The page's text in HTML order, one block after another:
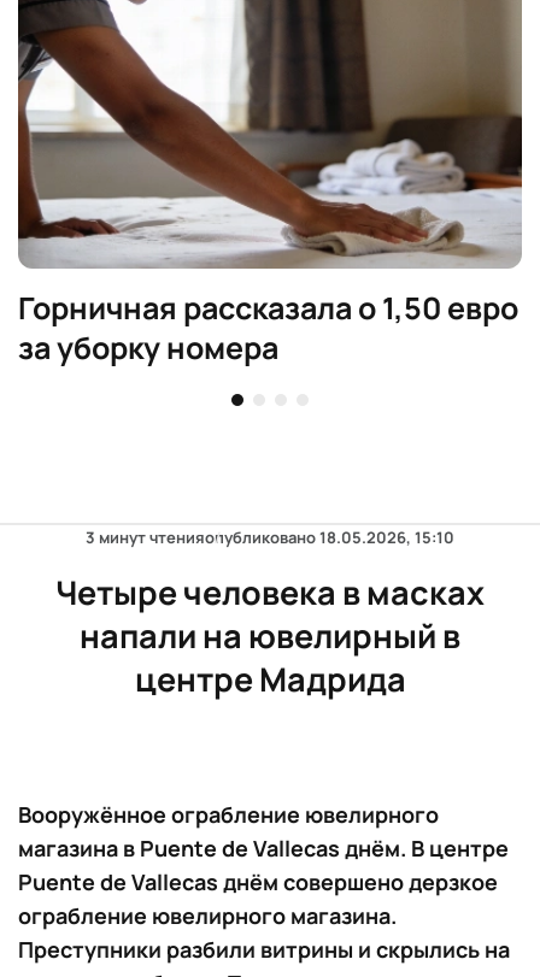
Горничная рассказала о 1,50 евро
за уборку номера
3 минут чтенияопубликовано18.05.2026, 15:10
Четыре человека в масках
напали на ювелирный в
центре Мадрида
Вооружённое ограбление ювелирного
магазина в Puente de Vallecas днём. В центре
Puente de Vallecas днём совершено дерзкое
ограбление ювелирного магазина.
Преступники разбили витрины и скрылись на